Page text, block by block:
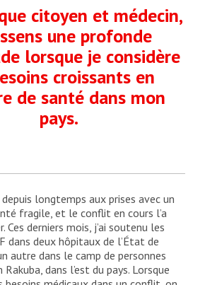
citoyen et médecin,
une profonde
lorsque je considère
croissants en
de santé dans mon
pays.
longtemps aux prises avec un
fragile, et le conflit en cours l’a
Ces derniers mois, j’ai soutenu les
dans deux hôpitaux de l’État de
autre dans le camp de personnes
Rakuba, dans l’est du pays. Lorsque